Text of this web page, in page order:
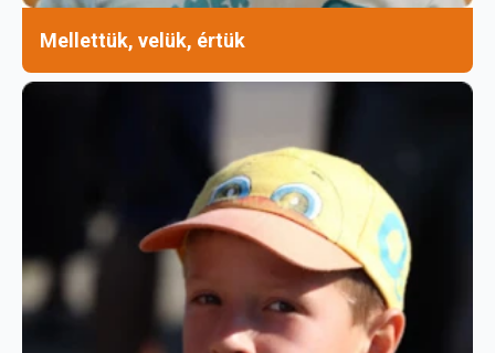
Mellettük, velük, értük